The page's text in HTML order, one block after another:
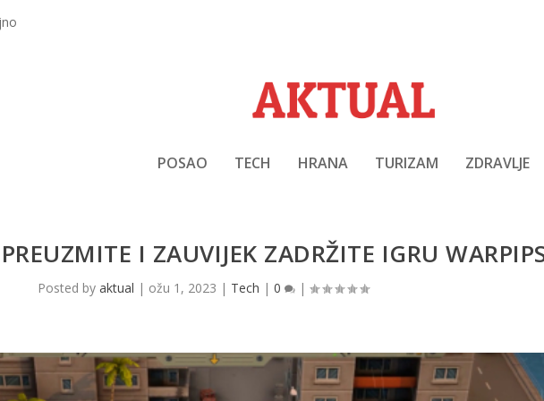
POSAO TECH HRANA TURIZAM ZDRAVLJE
I ZAUVIJEK ZADRŽITE IGRU
Posted by aktual | ožu 1, 2023 | Tech | 0 |